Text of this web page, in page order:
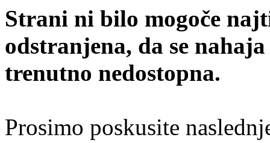
Strani ni bilo mogoče
odstranjena, da se
trenutno nedostopna.
Prosimo poskusite